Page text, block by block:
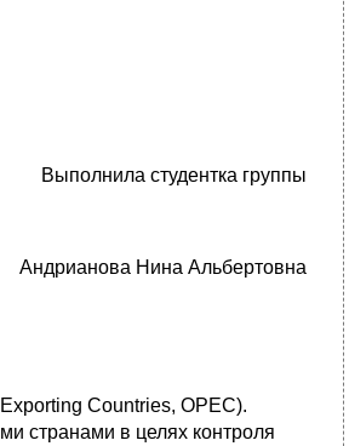
Выполнила студентка группы
Андрианова Нина Альбертовна
Countries, OPEC).
странами в целях контроля